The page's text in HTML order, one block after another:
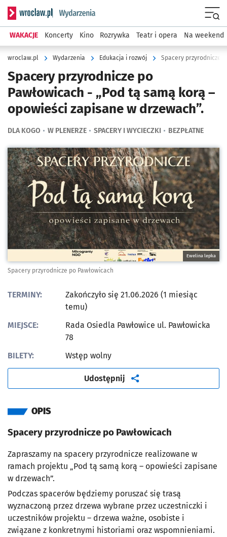
Serwis informacyjny wroclaw.pl podserwis: Wydarzenia
WAKACJE Koncerty Kino Rozrywka Teatr i opera Na weekend
wroclaw.pl Wydarzenia Edukacja i rozwój
Spacery przyrodnicze po
Pawłowicach - „Pod tą samą korą –
opowieści zapisane w drzewach”.
DLA KOGO W PLENERZE SPACERY I WYCIECZKI BEZPŁATNE
Kliknij, aby powiększyć
Ewelina lepka
Spacery przyrodnicze po Pawłowicach
TERMINY:
Zakończyło się 21.06.2026 (1 miesiąc
temu)
MIEJSCE:
Rada Osiedla Pawłowice ul. Pawłowicka
78
BILETY:
Wstęp wolny
Udostępnij artykuł
OPIS
Spacery przyrodnicze po Pawłowicach
Zapraszamy na spacery przyrodnicze realizowane w
ramach projektu „Pod tą samą korą – opowieści zapisane
w drzewach”.
Podczas spacerów będziemy poruszać się trasą
wyznaczoną przez drzewa wybrane przez uczestniczki i
uczestników projektu – drzewa ważne, osobiste i
związane z konkretnymi historiami oraz wspomnieniami.